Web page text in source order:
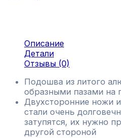
Описание
Детали
Отзывы (0)
Подошва из литого
образными пазами на
Двухсторонние ножи
стали очень
затупятся, их нужно
другой стороной